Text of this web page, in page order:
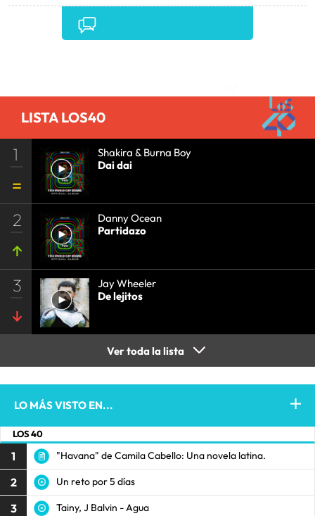
TELEVISIÓN IP•TELEVISIÓN•INTERNET•
•ECONOMÍA
MEDIOS COMUNICACIÓN•COMUNICACIONES•
LISTA LOS40
1
Shakira & Burna Boy
Dai dai
2
Danny Ocean
Partidazo
3
Jay Wheeler
De lejitos
Ver toda la lista
LO MÁS VISTO EN...
LOS 40
1 "Havana" de Camila Cabello: Una novela latina.
2 Un reto por 5 días
3 Tainy, J Balvin - Agua